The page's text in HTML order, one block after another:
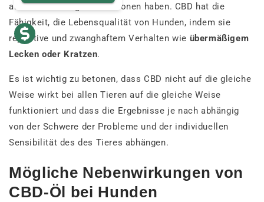
anderen stressigen Situationen haben. CBD hat die
Fähigkeit, die Lebensqualität von Hunden, indem sie
repetitive und zwanghaftem Verhalten wie übermäßigem
Lecken oder Kratzen.
Es ist wichtig zu betonen, dass CBD nicht auf die gleiche
Weise wirkt bei allen Tieren auf die gleiche Weise
funktioniert und dass die Ergebnisse je nach abhängig
von der Schwere der Probleme und der individuellen
Sensibilität des des Tieres abhängen.
Mögliche Nebenwirkungen von
CBD-Öl bei Hunden